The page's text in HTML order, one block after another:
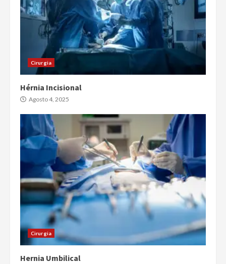
Cirurgia
Hérnia Incisional
Agosto 4, 2025
Cirurgia
Hernia Umbilical